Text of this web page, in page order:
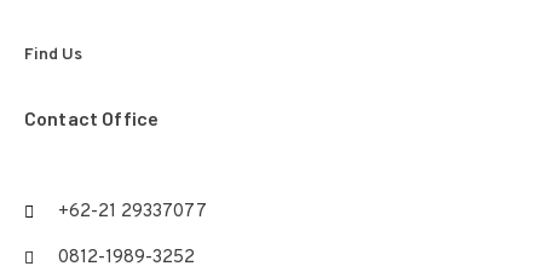
Find Us
Contact Office
+62-21 29337077
0812-1989-3252